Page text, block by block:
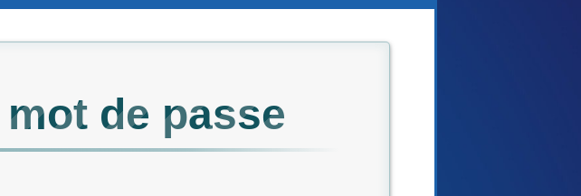
de passe